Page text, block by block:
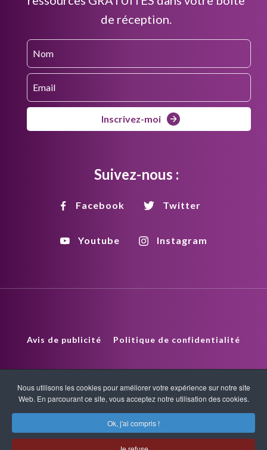
de réception.
Inscrivez-moi
Suivez-nous :
Facebook Twitter
Youtube Instagram
Avis de publicité Politique de confidentialité
Copyright © 2026 Quantum-Touch. Tous droits réservés.
Nous utilisons les cookies pour améliorer votre expérience sur notre site
Web. En parcourant ce site, vous acceptez notre utilisation des cookies.
Ok, j'ai compris !